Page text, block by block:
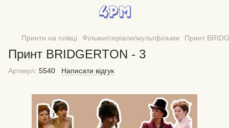
Принти на плівці Фільми/серіали/мультфільми Принт
Принт BRIDGERTON - 3
Артикул: 5540 Написати відгук